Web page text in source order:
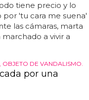
tiene precio y lo
por 'tu cara me suena'
las cámaras, marta
a vivir a
OBJETO DE VANDALISMO.
por una